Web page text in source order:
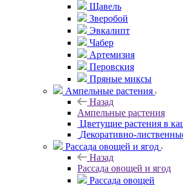
Щавель
Зверобой
Эвкалипт
Чабер
Артемизия
Перовския
Пряные миксы
Ампельные растения
Назад
Ампельные растения
Цветущие растения в
Декоративно-
Рассада овощей и ягод
Назад
Рассада овощей и ягод
Рассада овощей